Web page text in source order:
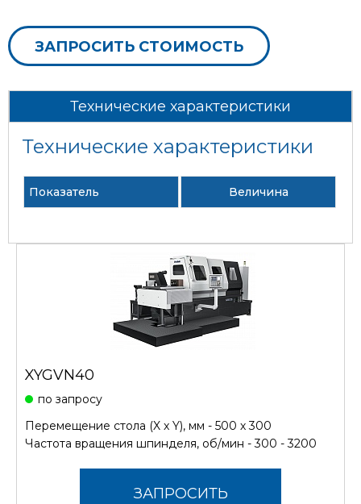
ЗАПРОСИТЬ СТОИМОСТЬ
Технические характеристики
Технические характеристики
Показатель Величина
XYGVN40
по запросу
Перемещение стола (X x Y), мм - 500 х 300
Частота вращения шпинделя, об/мин - 300 - 3200
ЗАПРОСИТЬ